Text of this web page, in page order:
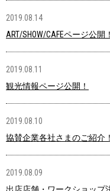
2019.08.14
ART/SHOW/CAFEページ公開！
2019.08.11
観光情報ページ公開！
2019.08.10
協賛企業各社さまのご紹介！
2019.08.09